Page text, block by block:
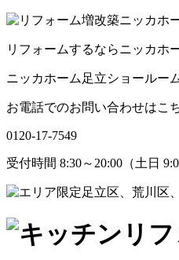
リフォームするならニッカホ
ニッカホーム足立ショールー
お電話でのお問い合わせはこ
0120-17-7549
受付時間 8:30～20:00（土日
足立区、荒川区